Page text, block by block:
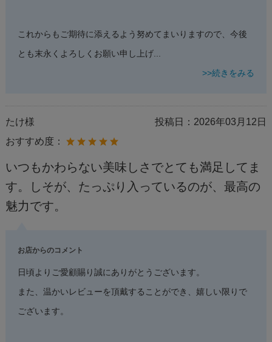
これからもご期待に添えるよう努めてまいりますので、今後
とも末永くよろしくお願い申し上げ...
>>続きをみる
たけ様 投稿日： 2026年03月12日
おすすめ度：
いつもかわらない美味しさでとても満足してま
す。しそが、たっぷり入っているのが、最高の
魅力です。
お店からのコメント
日頃よりご愛顧賜り誠にありがとうございます。
また、温かいレビューを頂戴することができ、嬉しい限りで
ございます。